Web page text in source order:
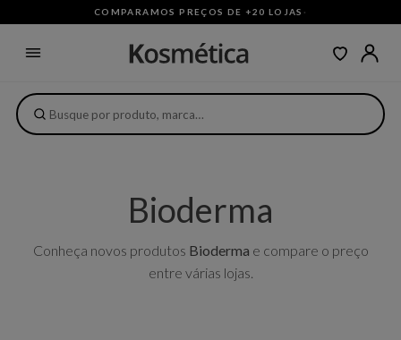
COMPARAMOS PREÇOS DE +20 LOJAS ·
Bioderma
Conheça novos produtos Bioderma e compare o preço
entre várias lojas.